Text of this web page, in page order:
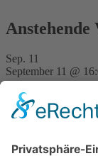
Anstehende
Sep. 11
September 11 @
FVD Kongress